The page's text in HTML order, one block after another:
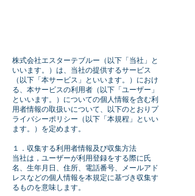
株式会社エスターテブルー（以下「当社」と
いいます。）は、当社の提供するサービス
（以下「本サービス」といいます。）におけ
る、本サービスの利用者（以下「ユーザー」
といいます。）についての個人情報を含む利
用者情報の取扱いについて、以下のとおりプ
ライバシーポリシー（以下「本規程」といい
ます。）を定めます。
１．収集する利用者情報及び収集方法
当社は，ユーザーが利用登録をする際に氏
名、生年月日、住所、電話番号、メールアド
レスなどの個人情報を本規定に基づき収集す
るものを意味します。